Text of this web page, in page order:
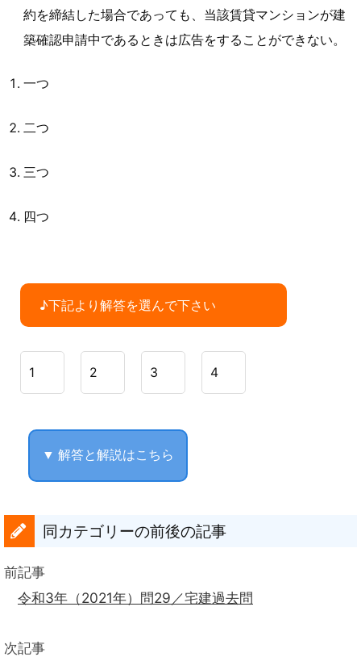
約を締結した場合であっても、当該賃貸マンションが建
築確認申請中であるときは広告をすることができない。
一つ
二つ
三つ
四つ
♪下記より解答を選んで下さい
1 2 3 4
▼ 解答と解説はこちら
同カテゴリーの前後の記事
前記事
令和3年（2021年）問29／宅建過去問
次記事